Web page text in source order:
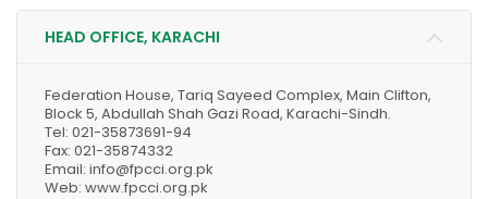
HEAD OFFICE, KARACHI
Federation House, Tariq Sayeed Complex, Main Clifton,
Block 5, Abdullah Shah Gazi Road, Karachi-Sindh.
Tel: 021-35873691-94
Fax: 021-35874332
Email: info@fpcci.org.pk
Web: www.fpcci.org.pk